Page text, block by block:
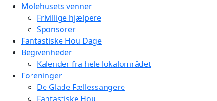
Molehusets venner
Frivillige hjælpere
Sponsorer
Fantastiske Hou Dage
Begivenheder
Kalender fra hele lokalområdet
Foreninger
De Glade Fællessangere
Fantastiske Hou